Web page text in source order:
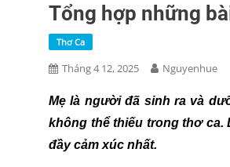
Tổng hợp những
Thơ Ca
Tháng 4 12, 2025 Nguyenhue
Mẹ là người đã sinh ra và
không thể thiếu trong thơ ca.
đầy cảm xúc nhất.